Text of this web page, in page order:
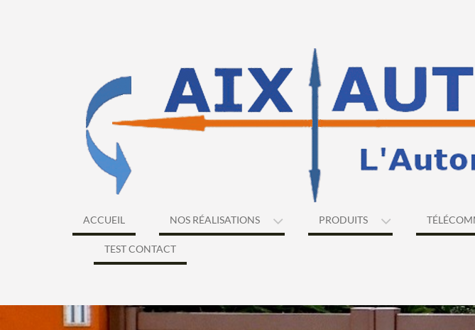
ACCUEIL NOS RÉALISATIONS PRODUITS
TEST CONTACT